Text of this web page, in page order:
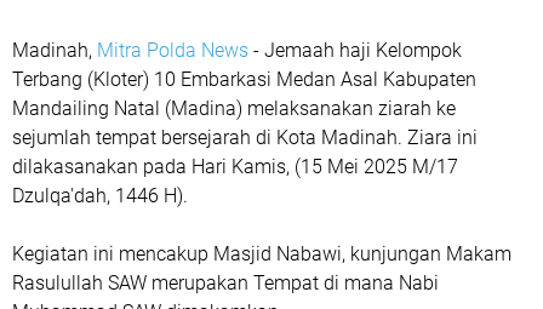
Madinah, Mitra Polda News - Jemaah haji Kelompok
Terbang (Kloter) 10 Embarkasi Medan Asal Kabupaten
Mandailing Natal (Madina) melaksanakan ziarah ke
sejumlah tempat bersejarah di Kota Madinah. Ziara ini
dilakasanakan pada Hari Kamis, (15 Mei 2025 M/17
Dzulqa'dah, 1446 H).
Kegiatan ini mencakup Masjid Nabawi, kunjungan Makam
Rasulullah SAW merupakan Tempat di mana Nabi